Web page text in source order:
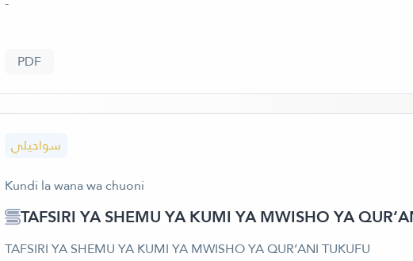
PDF
سواحيلي
Kundi la wana wa chuoni
TAFSIRI YA SHEMU YA KUMI YA MWISHO YA
TAFSIRI YA SHEMU YA KUMI YA MWISHO YA QUR’ANI TUKUFU